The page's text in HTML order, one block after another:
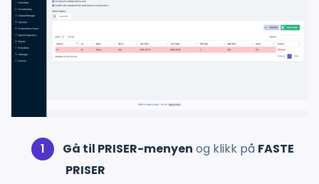
Gå til PRISER-menyen og klikk på FASTE
PRISER